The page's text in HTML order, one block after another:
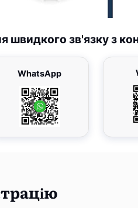
швидкого зв'язку з
WhatsApp